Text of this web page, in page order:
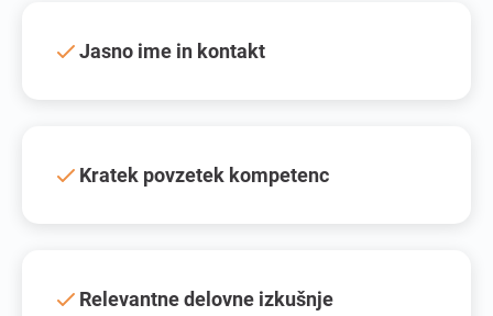
Jasno ime in kontakt
Kratek povzetek kompetenc
Relevantne delovne izkušnje